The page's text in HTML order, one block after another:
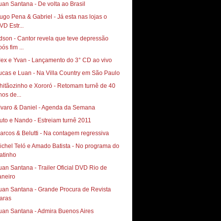
Santana - De volta ao Brasil
Pena & Gabriel - Já esta nas lojas o
Estr...
- Cantor revela que teve depressão
fim ...
e Yvan - Lançamento do 3° CD ao vivo
e Luan - Na Villa Country em São Paulo
e Xororó - Retomam turnê de 40
de...
& Daniel - Agenda da Semana
e Nando - Estreiam turnê 2011
& Belutti - Na contagem regressiva
Teló e Amado Batista - No programa do
Santana - Trailer Oficial DVD Rio de
Santana - Grande Procura de Revista
Santana - Admira Buenos Aires